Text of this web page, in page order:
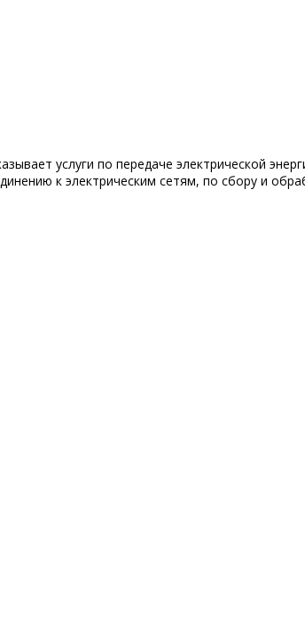
услуги по передаче электрической
к электрическим сетям, по сбору и